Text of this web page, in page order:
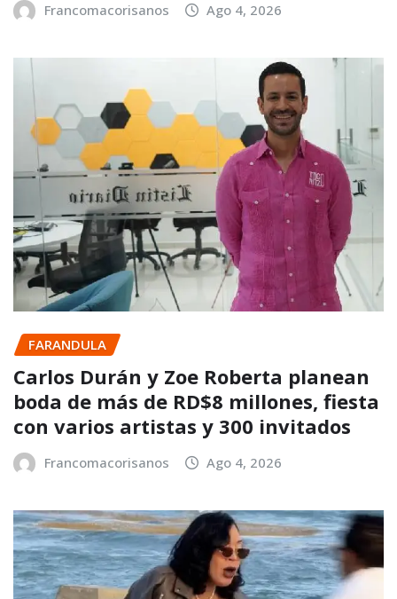
Francomacorisanos Ago 4, 2026
FARANDULA
Carlos Durán y Zoe Roberta planean
boda de más de RD$8 millones, fiesta
con varios artistas y 300 invitados
Francomacorisanos Ago 4, 2026